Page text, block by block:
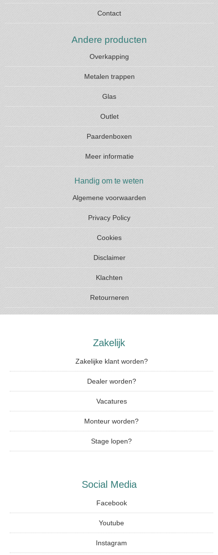
Contact
Andere producten
Overkapping
Metalen trappen
Glas
Outlet
Paardenboxen
Meer informatie
Handig om te weten
Algemene voorwaarden
Privacy Policy
Cookies
Disclaimer
Klachten
Retourneren
Zakelijk
Zakelijke klant worden?
Dealer worden?
Vacatures
Monteur worden?
Stage lopen?
Social Media
Facebook
Youtube
Instagram